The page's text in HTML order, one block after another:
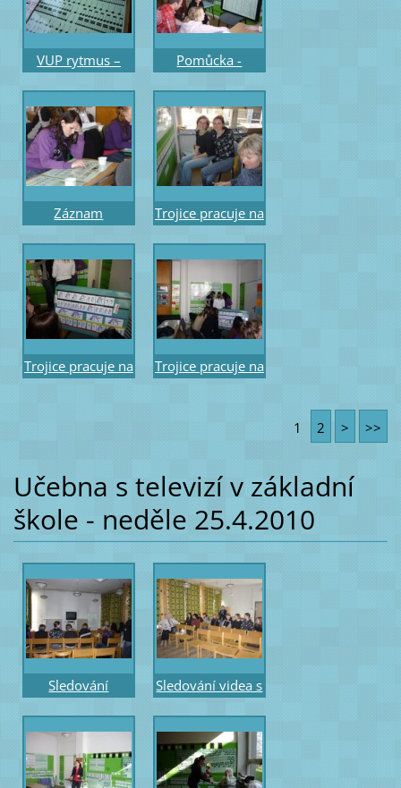
VUP rytmus –
triolové řadě
šestnáctinový
útvarem
Pomůcka -
celý, třídobý a
dvoudobý takt 12
obměn
Záznam
diktátu nebo
písně kolečky
místo not na
osnově
Trojice pracuje na
práce –
obrázkové téma
Petrklíč
Trojice pracuje na
Trojice pracuje na
1 2 > >>
Učebna s televizí v základní
škole - neděle 25.4.2010
Sledování
výuky IK v roce
1992 na výstavu
Praha
Sledování videa s
Krškové